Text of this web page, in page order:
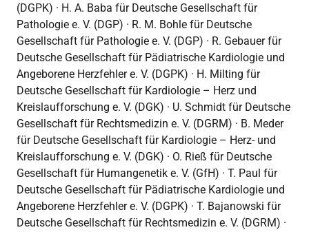
(DGPK) · H. A. Baba für Deutsche Gesellschaft für
Pathologie e. V. (DGP) · R. M. Bohle für Deutsche
Gesellschaft für Pathologie e. V. (DGP) · R. Gebauer für
Deutsche Gesellschaft für Pädiatrische Kardiologie und
Angeborene Herzfehler e. V. (DGPK) · H. Milting für
Deutsche Gesellschaft für Kardiologie – Herz und
Kreislaufforschung e. V. (DGK) · U. Schmidt für Deutsche
Gesellschaft für Rechtsmedizin e. V. (DGRM) · B. Meder
für Deutsche Gesellschaft für Kardiologie – Herz- und
Kreislaufforschung e. V. (DGK) · O. Rieß für Deutsche
Gesellschaft für Humangenetik e. V. (GfH) · T. Paul für
Deutsche Gesellschaft für Pädiatrische Kardiologie und
Angeborene Herzfehler e. V. (DGPK) · T. Bajanowski für
Deutsche Gesellschaft für Rechtsmedizin e. V. (DGRM) ·